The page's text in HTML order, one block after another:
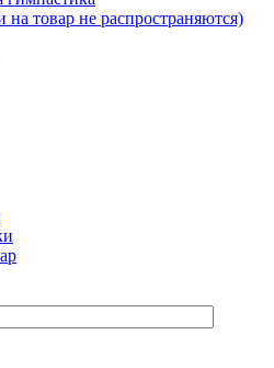
товар не распространяются)